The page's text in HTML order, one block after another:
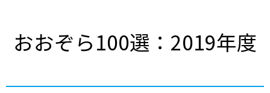
おおぞら100選：2019年度